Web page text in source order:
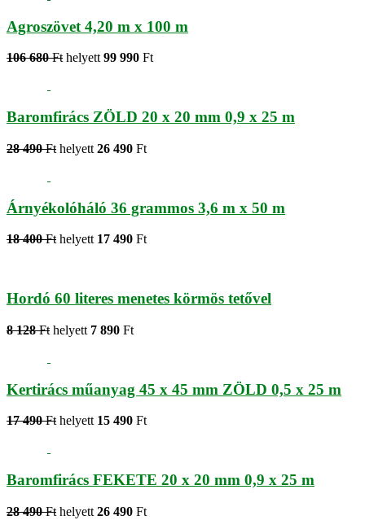
Agroszövet 4,20 m x 100 m
106 680 Fthelyett99 990 Ft
Baromfirács ZÖLD 20 x 20 mm 0,9 x 25 m
28 490 Ft helyett 26 490 Ft
Árnyékolóháló 36 grammos 3,6 m x 50 m
18 400 Ft helyett 17 490 Ft
Hordó 60 literes menetes körmös tetővel
8 128 Ft helyett 7 890 Ft
Kertirács műanyag 45 x 45 mm ZÖLD 0,5 x 25 m
17 490 Ft helyett 15 490 Ft
Baromfirács FEKETE 20 x 20 mm 0,9 x 25 m
28 490 Ft helyett 26 490 Ft